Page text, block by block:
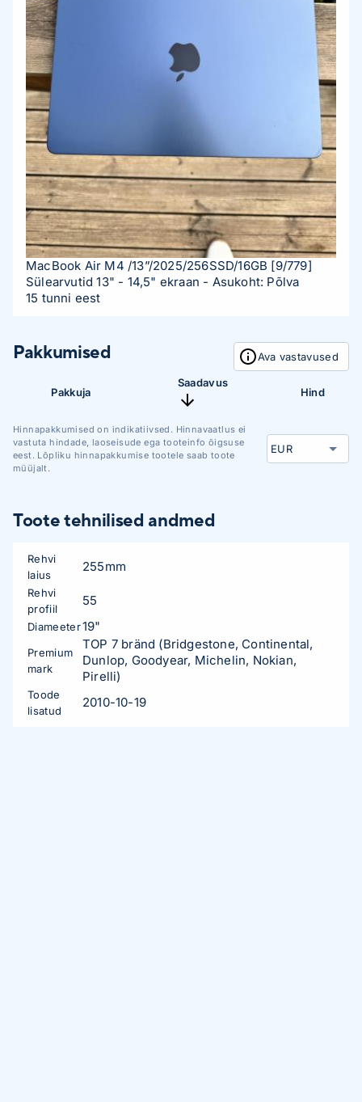
MacBook Air M4 /13”/2025/256SSD/16GB [9/779]
Sülearvutid 13" - 14,5" ekraan - Asukoht: Põlva
15 tunni eest
Pakkumised Ava vastavused
Pakkuja
Saadavus
Hind
Hinnapakkumised on indikatiivsed. Hinnavaatlus ei
vastuta hindade, laoseisude ega tooteinfo õigsuse
eest. Lõpliku hinnapakkumise tootele saab toote
müüjalt.
Toote tehnilised andmed
Rehvi
laius
255mm
Rehvi
profiil
55
Diameeter19"
Premium
mark
TOP 7 bränd (Bridgestone, Continental,
Dunlop, Goodyear, Michelin, Nokian,
Pirelli)
Toode
lisatud
2010-10-19